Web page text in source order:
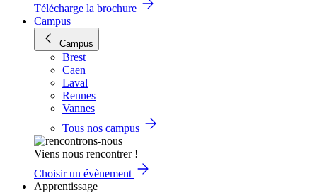
Télécharge la brochure
Campus
Campus
Brest
Caen
Laval
Rennes
Vannes
Tous nos campus
Viens nous rencontrer !
Choisir un évènement
Apprentissage